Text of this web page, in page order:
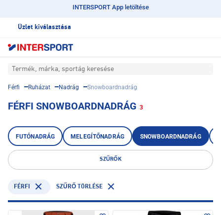
INTERSPORT App letöltése
Üzlet kiválasztása
Termék, márka, sportág keresése
Férfi Ruházat Nadrág Snowboardnadrág
FÉRFI SNOWBOARDNADRÁG 3
FUTÓNADRÁG MELEGÍTŐNADRÁG SNOWBOARDNADRÁG
SZŰRŐK
FÉRFI SZŰRŐ TÖRLÉSE